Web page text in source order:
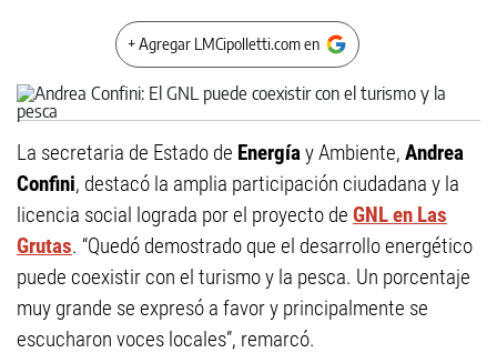
+ Agregar LMCipolletti.com en
La secretaria de Estado de Energíay Ambiente, Andrea
Confini, destacó la amplia participación ciudadana y la
licencia social lograda por el proyecto de GNL en Las
Grutas. “Quedó demostrado que el desarrollo energético
puede coexistir con el turismo y la pesca. Un porcentaje
muy grande se expresó a favor y principalmente se
escucharon voces locales”, remarcó.